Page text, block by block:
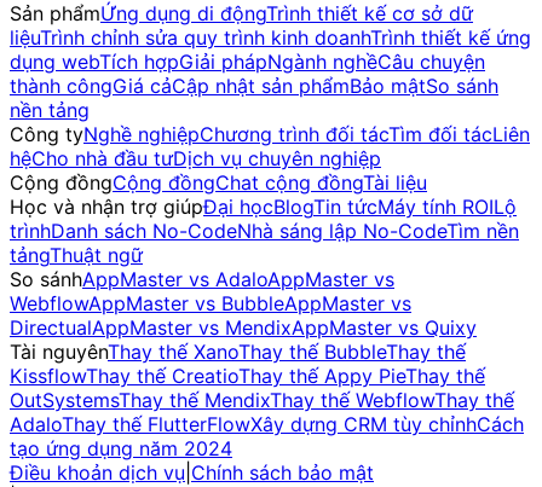
Sản phẩmỨng dụng di độngTrình thiết kế cơ sở dữ
liệuTrình chỉnh sửa quy trình kinh doanhTrình thiết kế ứng
dụng webTích hợpGiải phápNgành nghềCâu chuyện
thành côngGiá cảCập nhật sản phẩmBảo mậtSo sánh
nền tảng
Công tyNghề nghiệpChương trình đối tácTìm đối tácLiên
hệCho nhà đầu tưDịch vụ chuyên nghiệp
Cộng đồngCộng đồngChat cộng đồngTài liệu
Học và nhận trợ giúpĐại họcBlogTin tứcMáy tính ROILộ
trìnhDanh sách No-CodeNhà sáng lập No-CodeTìm nền
tảngThuật ngữ
So sánhAppMaster vs AdaloAppMaster vs
WebflowAppMaster vs BubbleAppMaster vs
DirectualAppMaster vs MendixAppMaster vs Quixy
Tài nguyênThay thế XanoThay thế BubbleThay thế
KissflowThay thế CreatioThay thế Appy PieThay thế
OutSystemsThay thế MendixThay thế WebflowThay thế
AdaloThay thế FlutterFlowXây dựng CRM tùy chỉnhCách
tạo ứng dụng năm 2024
Điều khoản dịch vụ Chính sách bảo mật